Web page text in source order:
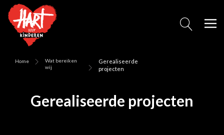
Home
Wat bereiken
wij
Gerealiseerde
projecten
Gerealiseerde projecten